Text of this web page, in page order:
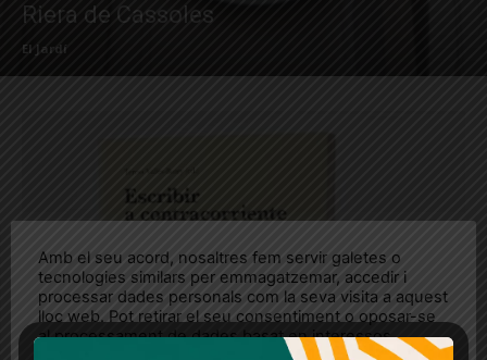
Riera de Cassoles
El Jardí
Amb el seu acord, nosaltres fem servir galetes o
tecnologies similars per emmagatzemar, accedir i
processar dades personals com la seva visita a aquest
lloc web. Pot retirar el seu consentiment o oposar-se
al processament de dades basat en interessos
legítims en qualsevol moment fent clic a "Ajustos de